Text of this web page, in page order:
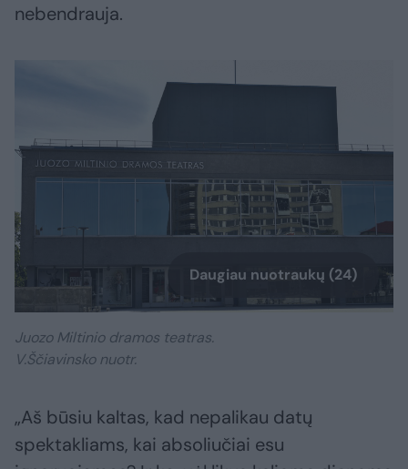
nebendrauja.
Daugiau nuotraukų (24)
Juozo Miltinio dramos teatras.
V.Ščiavinsko nuotr.
„Aš būsiu kaltas, kad nepalikau datų
spektakliams, kai absoliučiai esu